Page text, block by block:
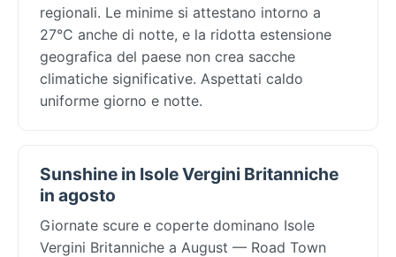
regionali. Le minime si attestano intorno a
27°C anche di notte, e la ridotta estensione
geografica del paese non crea sacche
climatiche significative. Aspettati caldo
uniforme giorno e notte.
Sunshine in Isole Vergini Britanniche
in agosto
Giornate scure e coperte dominano Isole
Vergini Britanniche a August — Road Town